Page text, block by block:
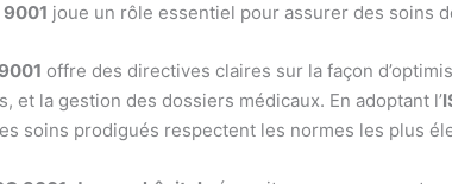
9001 joue un rôle essentiel pour assurer des soins
offre des directives claires sur la façon
et la gestion des dossiers médicaux. En adoptant l’
soins prodigués respectent les normes les plus